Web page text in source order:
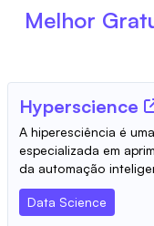
Melhor
Hyperscience
A hiperesciência é
especializada em
da automação
Data Science